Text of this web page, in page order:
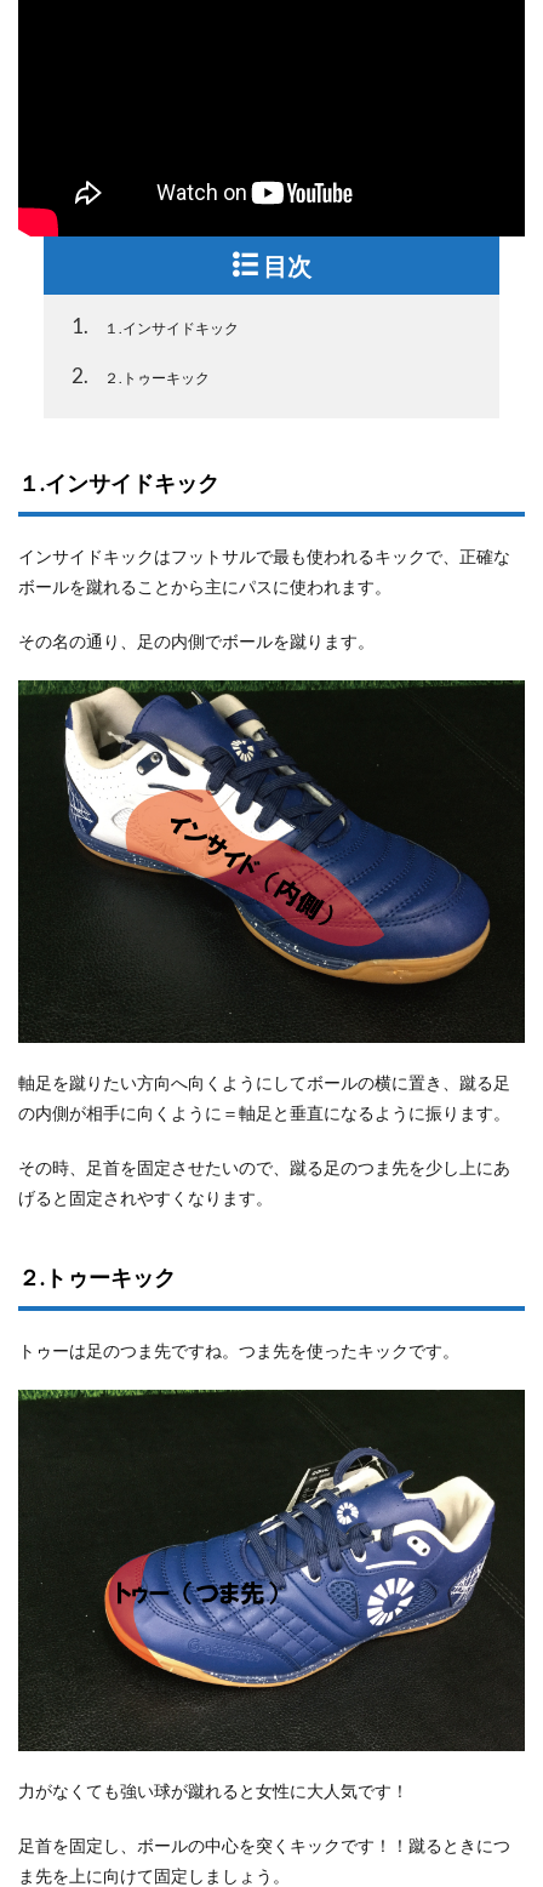
目次
1 １.インサイドキック
2 ２.トゥーキック
１.インサイドキック
インサイドキックはフットサルで最も使われるキックで、正確な
ボールを蹴れることから主にパスに使われます。
その名の通り、足の内側でボールを蹴ります。
軸足を蹴りたい方向へ向くようにしてボールの横に置き、蹴る足
の内側が相手に向くように＝軸足と垂直になるように振ります。
その時、足首を固定させたいので、蹴る足のつま先を少し上にあ
げると固定されやすくなります。
２.トゥーキック
トゥーは足のつま先ですね。つま先を使ったキックです。
力がなくても強い球が蹴れると女性に大人気です！
足首を固定し、ボールの中心を突くキックです！！蹴るときにつ
ま先を上に向けて固定しましょう。